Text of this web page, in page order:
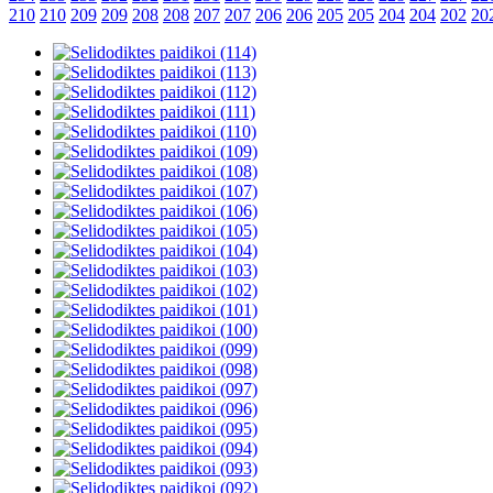
210 210 209 209 208 208 207 207 206 206 205 205 204 204 202